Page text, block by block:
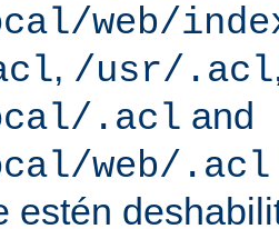
web/
, /usr/.acl
.acl and
web/.acl
estén